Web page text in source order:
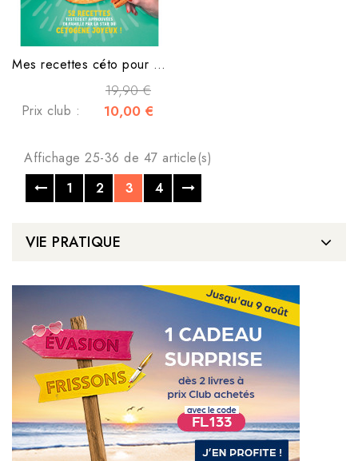
Mes recettes céto pour toute la famille
19,90 €
Prix club : 10,00 €
Affichage 25-36 de 47 article(s)
1
2 3 4
VIE PRATIQUE